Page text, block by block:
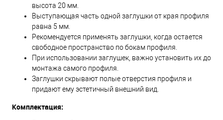
высота 20 мм.
Выступающая часть одной заглушки от края профиля
равна 5 мм.
Рекомендуется применять заглушки, когда остается
свободное пространство по бокам профиля.
При использовании заглушек, важно установить их до
монтажа самого профиля.
Заглушки скрывают полые отверстия профиля и
придают ему эстетичный внешний вид.
Комплектация: